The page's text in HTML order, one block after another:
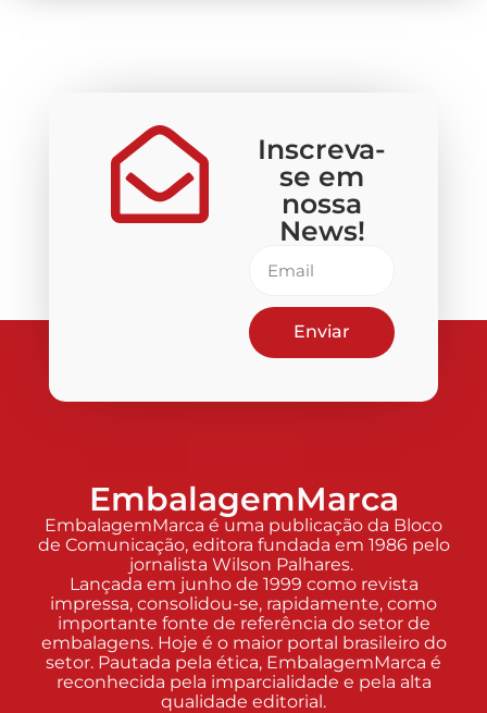
Inscreva-
se em
nossa
News!
Enviar
EmbalagemMarca
EmbalagemMarca é uma publicação da Bloco
de Comunicação, editora fundada em 1986 pelo
jornalista Wilson Palhares.
Lançada em junho de 1999 como revista
impressa, consolidou-se, rapidamente, como
importante fonte de referência do setor de
embalagens. Hoje é o maior portal brasileiro do
setor. Pautada pela ética, EmbalagemMarca é
reconhecida pela imparcialidade e pela alta
qualidade editorial.